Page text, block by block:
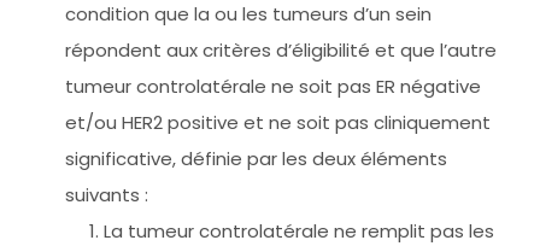
condition que la ou les tumeurs d’un sein
répondent aux critères d’éligibilité et que l’autre
tumeur controlatérale ne soit pas ER négative
et/ou HER2 positive et ne soit pas cliniquement
significative, définie par les deux éléments
suivants :
La tumeur controlatérale ne remplit pas les